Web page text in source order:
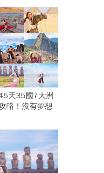
天35國7大洲
略！沒有夢想